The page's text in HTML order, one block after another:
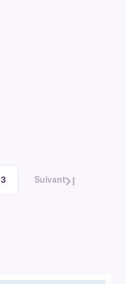
3 Suivant